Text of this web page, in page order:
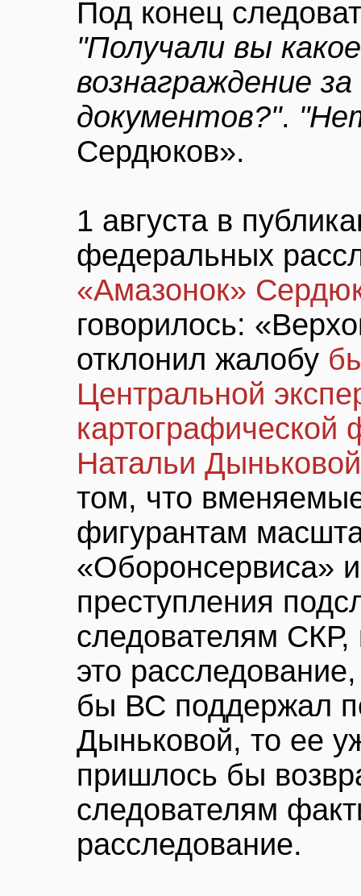
Под конец
"Получали вы
вознаграждение
документов?".
Сердюков».
1 августа в
федеральных
«Амазонок»
говорилось:
отклонил жалобу
Центральной
Натальи Дыньковой
том, что
фигурантам
«Оборонсервиса»
преступления
следователям СКР,
это
бы ВС поддержал
Дыньковой, то ее
пришлось бы
следователям
расследование.